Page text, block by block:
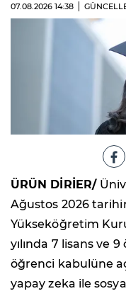
07.08.2026 14:38
ÜRÜN DİRİER/ Üniv
Ağustos 2026
Yükseköğretim
yılında 7 lisans ve
öğrenci kabulüne
yapay zeka ile